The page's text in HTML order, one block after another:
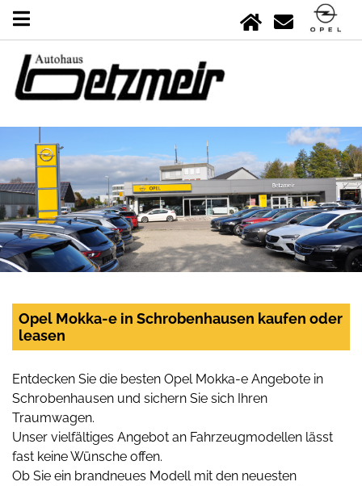
Opel Mokka-e in Schrobenhausen kaufen oder
leasen
Entdecken Sie die besten Opel Mokka-e Angebote in
Schrobenhausen und sichern Sie sich Ihren
Traumwagen.
Unser vielfältiges Angebot an Fahrzeugmodellen lässt
fast keine Wünsche offen.
Ob Sie ein brandneues Modell mit den neuesten